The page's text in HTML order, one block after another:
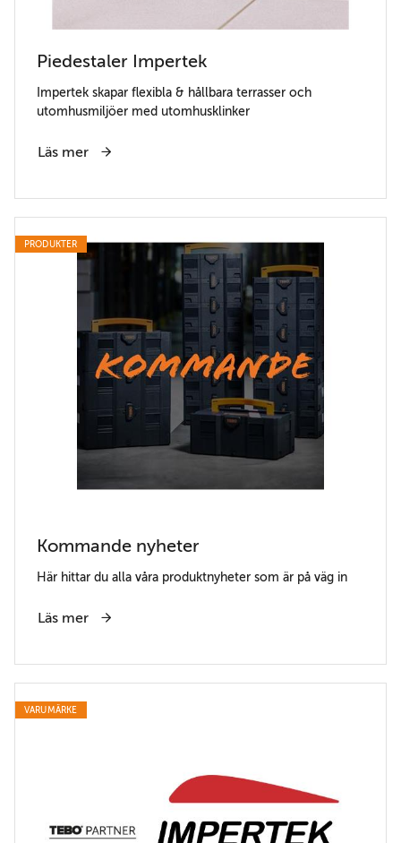
Piedestaler Impertek
Impertek skapar flexibla & hållbara terrasser och
utomhusmiljöer med utomhusklinker
Läs mer
PRODUKTER
Kommande nyheter
Här hittar du alla våra produktnyheter som är på väg in
Läs mer
VARUMÄRKE